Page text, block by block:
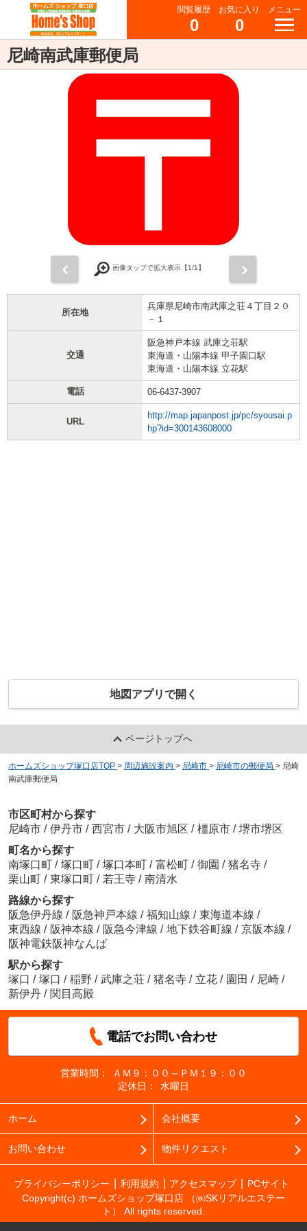
閲覧履歴
0
お気に入り
0
メニュー
尼崎南武庫郵便局
画像タップで拡大表示【1/1】
所在地
兵庫県尼崎市南武庫之荘４丁目２０
－１
交通
阪急神戸本線 武庫之荘駅
東海道・山陽本線 甲子園口駅
東海道・山陽本線 立花駅
電話 06-6437-3907
URL
http://map.japanpost.jp/pc/syousai.p
hp?id=300143608000
地図アプリで開く
ページトップへ
ホームズショップ塚口店TOP > 周辺施設案内 > 尼崎市 > 尼崎市の郵便局 > 尼崎
南武庫郵便局
市区町村から探す
尼崎市 / 伊丹市 / 西宮市 / 大阪市旭区 / 橿原市 / 堺市堺区
町名から探す
南塚口町 / 塚口町 / 塚口本町 / 富松町 / 御園 / 猪名寺 /
栗山町 / 東塚口町 / 若王寺 / 南清水
路線から探す
阪急伊丹線 / 阪急神戸本線 / 福知山線 / 東海道本線 /
東西線 / 阪神本線 / 阪急今津線 / 地下鉄谷町線 / 京阪本線 /
阪神電鉄阪神なんば
駅から探す
塚口 / 塚口 / 稲野 / 武庫之荘 / 猪名寺 / 立花 / 園田 / 尼崎 /
新伊丹 / 関目高殿
電話でお問い合わせ
営業時間：
ＡＭ９：００～ＰＭ１９：００
定休日：
水曜日
ホーム 会社概要
お問い合わせ 物件リクエスト
プライバシーポリシー 利用規約 アクセスマップ
PCサイト
Copyright(c) ホームズショップ塚口店 （㈱SKリアルエステー
ト） All rights reserved.